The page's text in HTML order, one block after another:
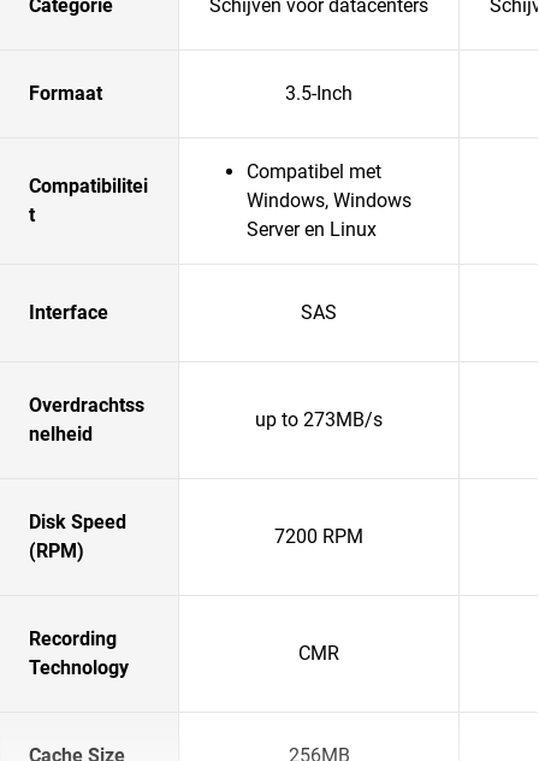
Categorie Schijven voor datacenters
Formaat 3.5-Inch
Compatibilitei
t
Compatibel met
Windows, Windows
Server en Linux
Interface SAS
Overdrachtss
nelheid
up to 273MB/s
Disk Speed
(RPM)
7200 RPM
Recording
Technology
CMR
Cache Size 256MB